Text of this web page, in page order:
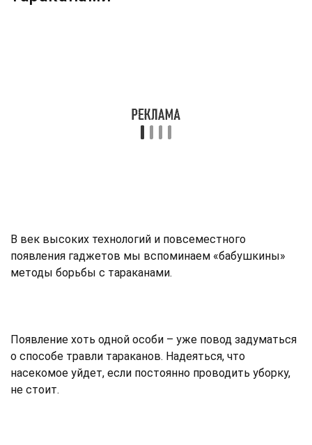
В век высоких технологий и повсеместного
появления гаджетов мы вспоминаем «бабушкины»
методы борьбы с тараканами.
Появление хоть одной особи – уже повод задуматься
о способе травли тараканов. Надеяться, что
насекомое уйдет, если постоянно проводить уборку,
не стоит.